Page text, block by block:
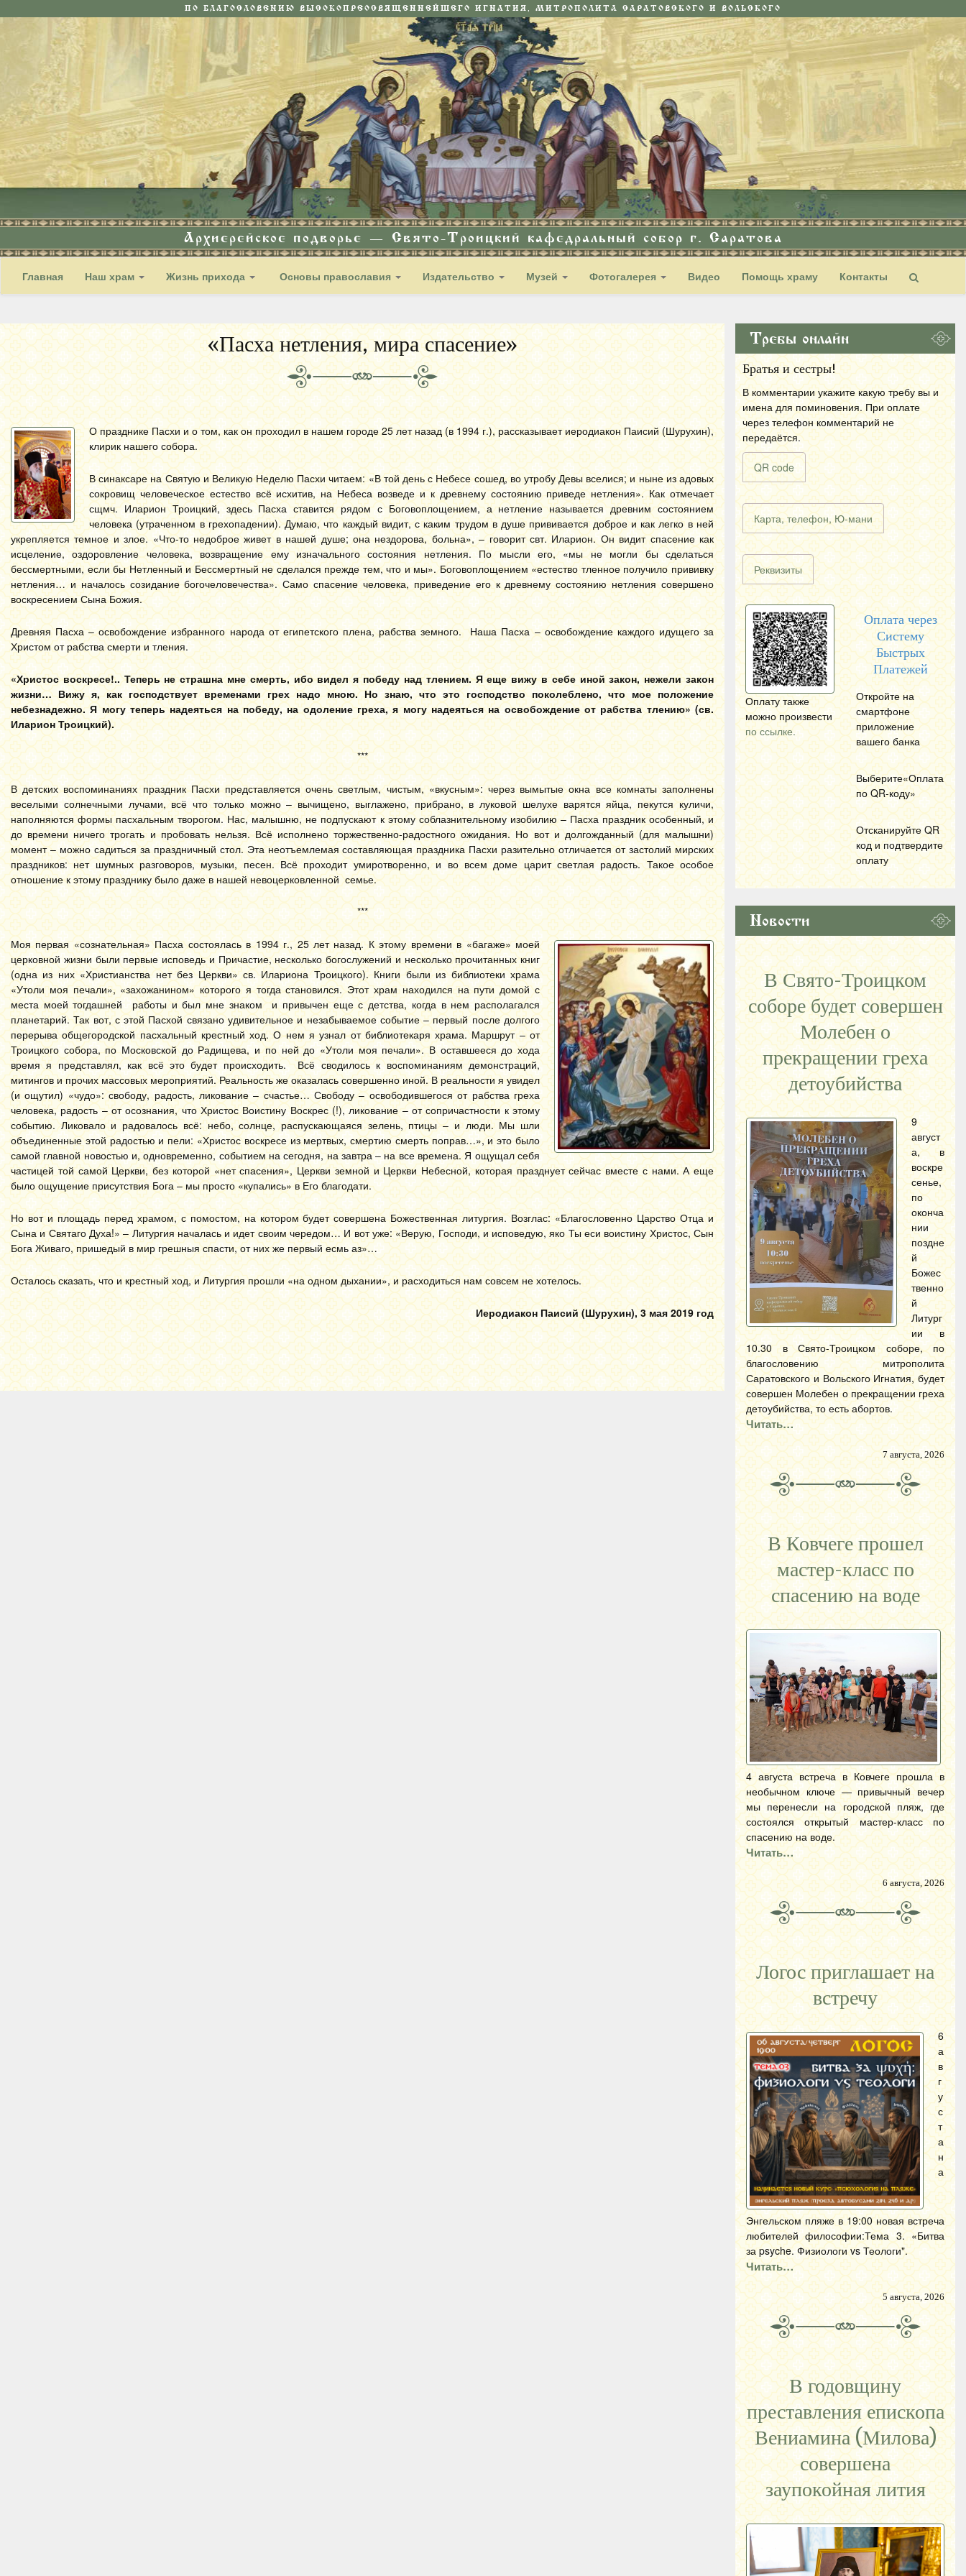
ПО БЛАГОСЛОВЕНИЮ ВЫСОКОПРЕОСВЯЩЕННЕЙШЕГО ИГНАТИЯ, МИТРОПОЛИТА САРАТОВСКОГО И ВОЛЬСКОГО
Архиерейское подворье — Свято-Троицкий кафедральный собор г. Саратова
Главная Наш храм Жизнь прихода Основы православия Издательство Музей Фотогалерея Видео Помощь храму Контакты
«Пасха нетления, мира спасение»
О празднике Пасхи и о том, как он проходил в нашем городе 25 лет назад (в 1994 г.), рассказывает иеродиакон Паисий (Шурухин),
клирик нашего собора.
В синаксаре на Святую и Великую Неделю Пасхи читаем: «В той день с Небесе сошед, во утробу Девы вселися; и ныне из адовых
сокровищ человеческое естество всё исхитив, на Небеса возведе и к древнему состоянию приведе нетления». Как отмечает
сщмч. Иларион Троицкий, здесь Пасха ставится рядом с Боговоплощением, а нетление называется древним состоянием
человека (утраченном в грехопадении). Думаю, что каждый видит, с каким трудом в душе прививается доброе и как легко в ней
укрепляется темное и злое. «Что-то недоброе живет в нашей душе; она нездорова, больна», – говорит свт. Иларион. Он видит спасение как
исцеление, оздоровление человека, возвращение ему изначального состояния нетления. По мысли его, «мы не могли бы сделаться
бессмертными, если бы Нетленный и Бессмертный не сделался прежде тем, что и мы». Боговоплощением «естество тленное получило прививку
нетления… и началось созидание богочеловечества». Само спасение человека, приведение его к древнему состоянию нетления совершено
воскресением Сына Божия.
Древняя Пасха – освобождение избранного народа от египетского плена, рабства земного. Наша Пасха – освобождение каждого идущего за
Христом от рабства смерти и тления.
«Христос воскресе!.. Теперь не страшна мне смерть, ибо видел я победу над тлением. Я еще вижу в себе иной закон, нежели закон
жизни… Вижу я, как господствует временами грех надо мною. Но знаю, что это господство поколеблено, что мое положение
небезнадежно. Я могу теперь надеяться на победу, на одоление греха, я могу надеяться на освобождение от рабства тлению» (св.
Иларион Троицкий).
***
В детских воспоминаниях праздник Пасхи представляется очень светлым, чистым, «вкусным»: через вымытые окна все комнаты заполнены
веселыми солнечными лучами, всё что только можно – вычищено, выглажено, прибрано, в луковой шелухе варятся яйца, пекутся куличи,
наполняются формы пасхальным творогом. Нас, малышню, не подпускают к этому соблазнительному изобилию – Пасха праздник особенный, и
до времени ничего трогать и пробовать нельзя. Всё исполнено торжественно-радостного ожидания. Но вот и долгожданный (для малышни)
момент – можно садиться за праздничный стол. Эта неотъемлемая составляющая праздника Пасхи разительно отличается от застолий мирских
праздников: нет шумных разговоров, музыки, песен. Всё проходит умиротворенно, и во всем доме царит светлая радость. Такое особое
отношение к этому празднику было даже в нашей невоцерковленной семье.
***
Моя первая «сознательная» Пасха состоялась в 1994 г., 25 лет назад. К этому времени в «багаже» моей
церковной жизни были первые исповедь и Причастие, несколько богослужений и несколько прочитанных книг
(одна из них «Христианства нет без Церкви» св. Илариона Троицкого). Книги были из библиотеки храма
«Утоли моя печали», «захожанином» которого я тогда становился. Этот храм находился на пути домой с
места моей тогдашней работы и был мне знаком и привычен еще с детства, когда в нем располагался
планетарий. Так вот, с этой Пасхой связано удивительное и незабываемое событие – первый после долгого
перерыва общегородской пасхальный крестный ход. О нем я узнал от библиотекаря храма. Маршрут – от
Троицкого собора, по Московской до Радищева, и по ней до «Утоли моя печали». В оставшееся до хода
время я представлял, как всё это будет происходить. Всё сводилось к воспоминаниям демонстраций,
митингов и прочих массовых мероприятий. Реальность же оказалась совершенно иной. В реальности я увидел
(и ощутил) «чудо»: свободу, радость, ликование – счастье… Свободу – освободившегося от рабства греха
человека, радость – от осознания, что Христос Воистину Воскрес (!), ликование – от сопричастности к этому
событию. Ликовало и радовалось всё: небо, солнце, распускающаяся зелень, птицы – и люди. Мы шли
объединенные этой радостью и пели: «Христос воскресе из мертвых, смертию смерть поправ…», и это было
самой главной новостью и, одновременно, событием на сегодня, на завтра – на все времена. Я ощущал себя
частицей той самой Церкви, без которой «нет спасения», Церкви земной и Церкви Небесной, которая празднует сейчас вместе с нами. А еще
было ощущение присутствия Бога – мы просто «купались» в Его благодати.
Но вот и площадь перед храмом, с помостом, на котором будет совершена Божественная литургия. Возглас: «Благословенно Царство Отца и
Сына и Святаго Духа!» – Литургия началась и идет своим чередом… И вот уже: «Верую, Господи, и исповедую, яко Ты еси воистину Христос, Сын
Бога Живаго, пришедый в мир грешныя спасти, от них же первый есмь аз»…
Осталось сказать, что и крестный ход, и Литургия прошли «на одном дыхании», и расходиться нам совсем не хотелось.
Иеродиакон Паисий (Шурухин), 3 мая 2019 год
Требы онлайн
Братья и сестры!
В комментарии укажите какую требу вы и
имена для поминовения. При оплате
через телефон комментарий не
передаётся.
QR code
Карта, телефон, Ю-мани
Реквизиты
Оплату также
можно произвести
по ссылке.
Оплата через
Систему
Быстрых
Платежей
Откройте на
смартфоне
приложение
вашего банка
Выберите«Оплата
по QR-коду»
Отсканируйте QR
код и подтвердите
оплату
Новости
В Свято-Троицком
соборе будет совершен
Молебен о
прекращении греха
детоубийства
9
август
а, в
воскре
сенье,
по
оконча
нии
поздне
й
Божес
твенно
й
Литург
ии в
10.30 в Свято-Троицком соборе, по
благословению митрополита
Саратовского и Вольского Игнатия, будет
совершен Молебен о прекращении греха
детоубийства, то есть абортов.
Читать…
7 августа, 2026
В Ковчеге прошел
мастер-класс по
спасению на воде
4 августа встреча в Ковчеге прошла в
необычном ключе — привычный вечер
мы перенесли на городской пляж, где
состоялся открытый мастер-класс по
спасению на воде.
Читать…
6 августа, 2026
Логос приглашает на
встречу
6
а
в
г
у
с
т
а
н
а
Энгельском пляже в 19:00 новая встреча
любителей философии:Тема 3. «Битва
за psyche. Физиологи vs Теологи".
Читать…
5 августа, 2026
В годовщину
преставления епископа
Вениамина (Милова)
совершена
заупокойная лития